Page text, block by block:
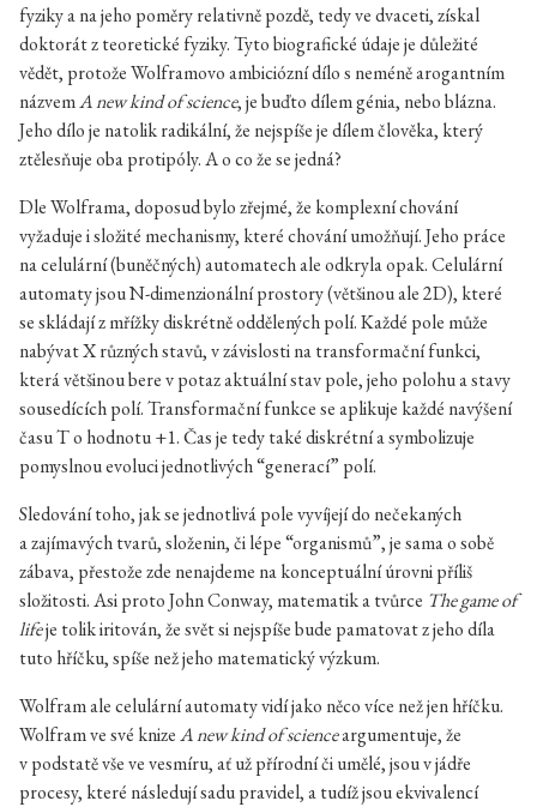
fyziky a na jeho poměry relativně pozdě, tedy ve dvaceti, získal
doktorát z teoretické fyziky. Tyto biografické údaje je důležité
vědět, protože Wolframovo ambiciózní dílo s neméně arogantním
názvemA new kind of science, je buďto dílem génia, nebo blázna.
Jeho dílo je natolik radikální, že nejspíše je dílem člověka, který
ztělesňuje oba protipóly. A o co že se jedná?
Dle Wolframa, doposud bylo zřejmé, že komplexní chování
vyžaduje i složité mechanismy, které chování umožňují. Jeho práce
na celulární (buněčných) automatech ale odkryla opak. Celulární
automaty jsou N-dimenzionální prostory (většinou ale 2D), které
se skládají z mřížky diskrétně oddělených polí. Každé pole může
nabývat X různých stavů, v závislosti na transformační funkci,
která většinou bere v potaz aktuální stav pole, jeho polohu a stavy
sousedících polí. Transformační funkce se aplikuje každé navýšení
času T o hodnotu +1. Čas je tedy také diskrétní a symbolizuje
pomyslnou evoluci jednotlivých “generací” polí.
Sledování toho, jak se jednotlivá pole vyvíjejí do nečekaných
a zajímavých tvarů, složenin, či lépe “organismů”, je sama o sobě
zábava, přestože zde nenajdeme na konceptuální úrovni příliš
složitosti. Asi proto John Conway, matematik a tvůrce The game of
lifeje tolik iritován, že svět si nejspíše bude pamatovat z jeho díla
tuto hříčku, spíše než jeho matematický výzkum.
Wolfram ale celulární automaty vidí jako něco více než jen hříčku.
Wolfram ve své knizeA new kind of scienceargumentuje, že
v podstatě vše ve vesmíru, ať už přírodní či umělé, jsou v jádře
procesy, které následují sadu pravidel, a tudíž jsou ekvivalencí